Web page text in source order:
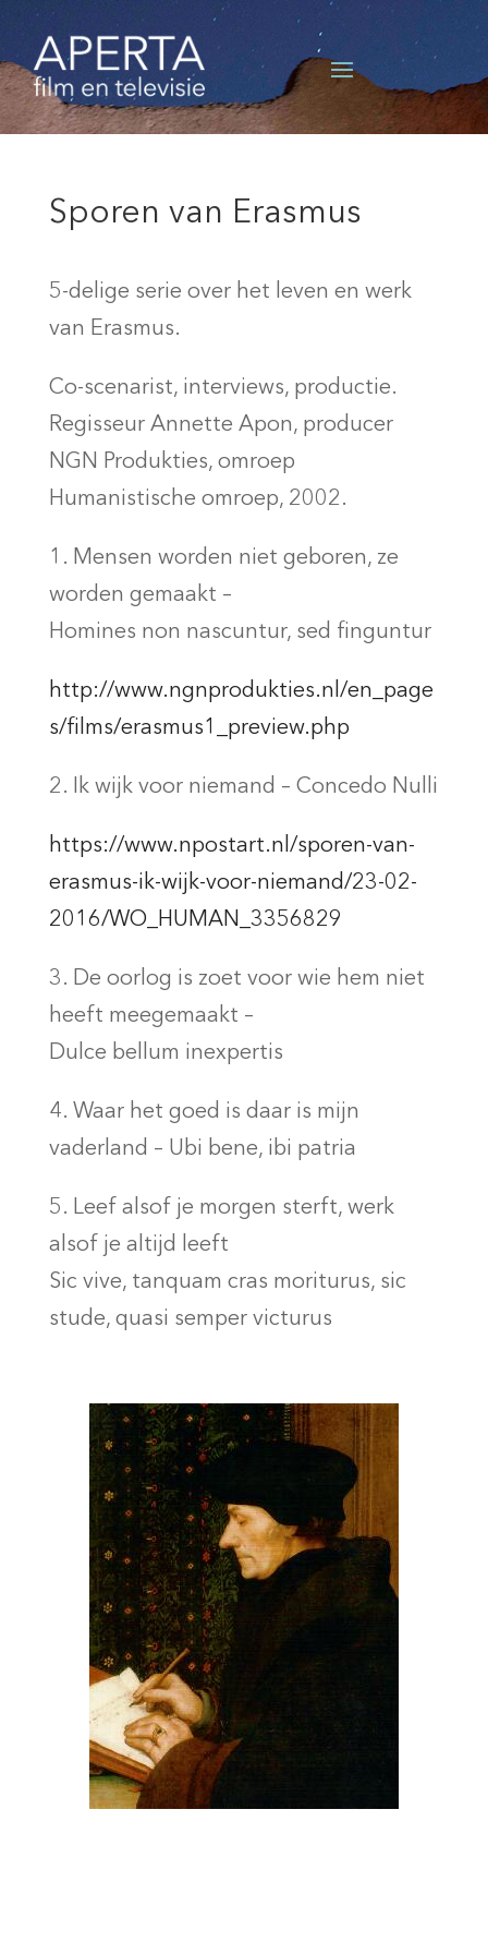
Sporen van Erasmus
5-delige serie over het leven en werk
van Erasmus.
Co-scenarist, interviews, productie.
Regisseur Annette Apon, producer
NGN Produkties, omroep
Humanistische omroep, 2002.
1. Mensen worden niet geboren, ze
worden gemaakt –
Homines non nascuntur, sed finguntur
http://www.ngnprodukties.nl/en_page
s/films/erasmus1_preview.php
2. Ik wijk voor niemand – Concedo Nulli
https://www.npostart.nl/sporen-van-
erasmus-ik-wijk-voor-niemand/23-02-
2016/WO_HUMAN_3356829
3. De oorlog is zoet voor wie hem niet
heeft meegemaakt –
Dulce bellum inexpertis
4. Waar het goed is daar is mijn
vaderland – Ubi bene, ibi patria
5. Leef alsof je morgen sterft, werk
alsof je altijd leeft
Sic vive, tanquam cras moriturus, sic
stude, quasi semper victurus